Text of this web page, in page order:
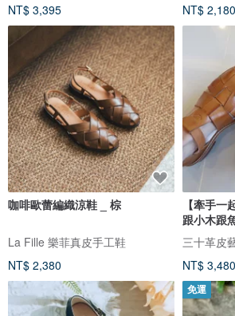
NT$ 3,395
NT$ 2,180
咖啡歐蕾編織涼鞋 _ 棕
La Fille 樂菲真皮手工鞋
NT$ 2,380
【牽手
跟小木跟
五色
三十革皮
NT$ 3,480
免運